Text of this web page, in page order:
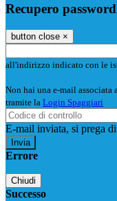
Recupero password
button close ×
all'indirizzo indicato con le
Non hai una e-mail associata
tramite la Login Spaggiari
E-mail inviata, si prega
Errore
Chiudi
Successo